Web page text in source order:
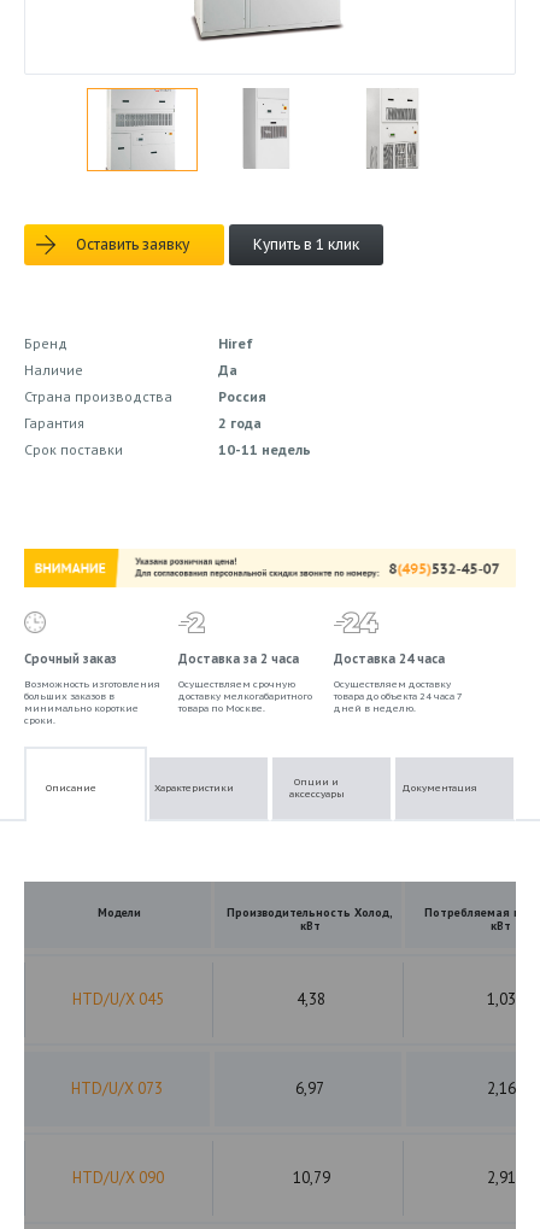
Оставить заявку Купить в 1 клик
Бренд
Hiref
Наличие
Да
Страна производства
Россия
Гарантия
2 года
Срок поставки
10-11 недель
Срочный заказ
Возможность изготовления
больших заказов в
минимально короткие
сроки.
Доставка за 2 часа
Осуществляем срочную
доставку мелкогабаритного
товара по Москве.
Доставка 24 часа
Осуществляем доставку
товара до объекта 24 часа 7
дней в неделю.
Описание Характеристики
Опции и
аксессуары
Документация
Модели
Производительность Холод,
кВт
Потребляемая
кВт
HTD/U/X 045 4,38 1,03
HTD/U/X 073 6,97 2,16
HTD/U/X 090 10,79 2,91